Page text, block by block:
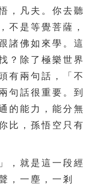
，凡夫。你去聽
不是等覺菩薩，
諸佛如來學。這
？除了極樂世界
有兩句話，「不
句話很重要。到
的能力，能分無
比，孫悟空只有
就是這一段經
，一塵，一剎